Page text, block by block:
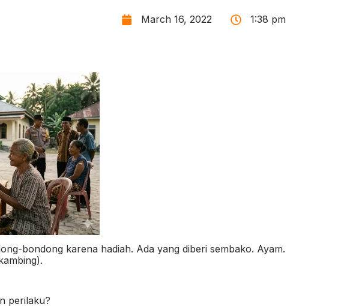
March 16, 2022 1:38 pm
bondong karena hadiah. Ada yang diberi sembako. Ayam.
perilaku?